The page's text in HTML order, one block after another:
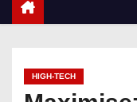
HIGH-TECH